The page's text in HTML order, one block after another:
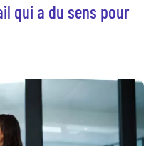
qui a du sens pour